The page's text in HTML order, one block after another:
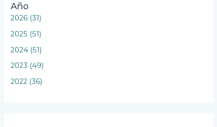
Año
2026 (31)
2025 (51)
2024 (51)
2023 (49)
2022 (36)